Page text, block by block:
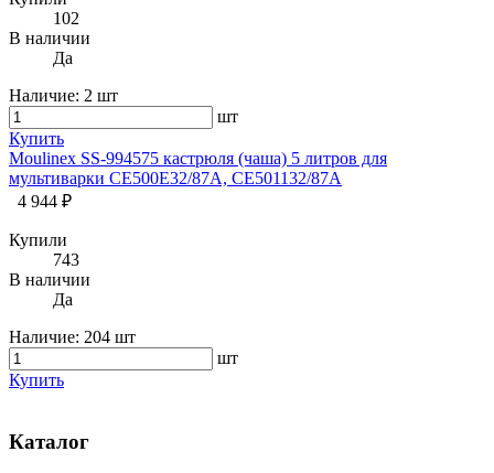
102
В наличии
Да
Наличие: 2 шт
шт
Купить
Moulinex SS-994575 кастрюля (чаша) 5 литров для
мультиварки CE500E32/87A, CE501132/87A
4 944 ₽
Купили
743
В наличии
Да
Наличие: 204 шт
шт
Купить
Каталог